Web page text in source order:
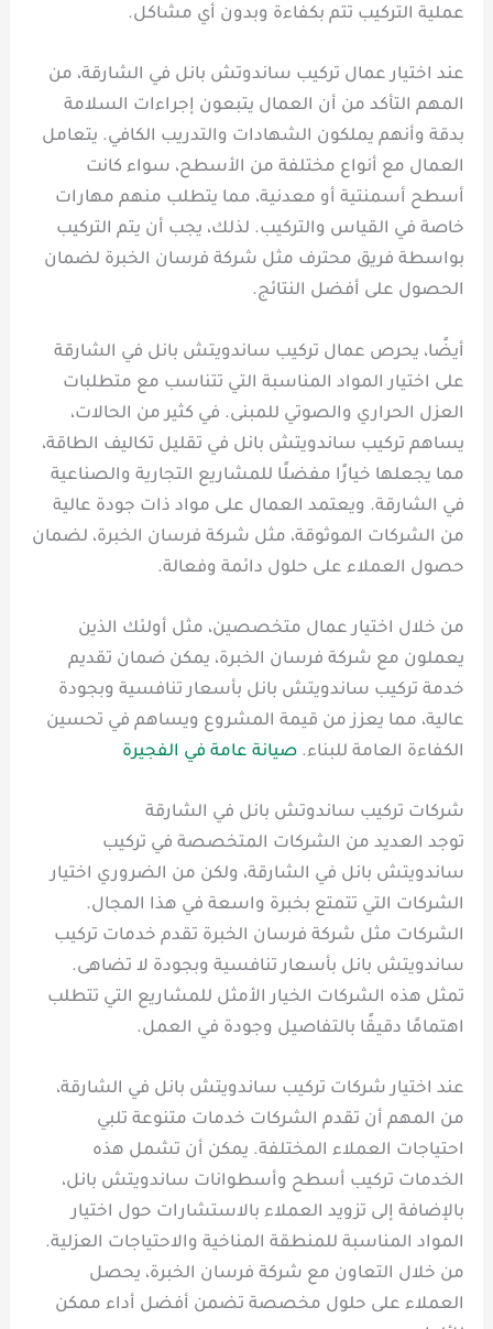
عملية التركيب تتم بكفاءة وبدون أي مشاكل.
عند اختيار عمال تركيب ساندوتش بانل في الشارقة، من
المهم التأكد من أن العمال يتبعون إجراءات السلامة
بدقة وأنهم يملكون الشهادات والتدريب الكافي. يتعامل
العمال مع أنواع مختلفة من الأسطح، سواء كانت
أسطح أسمنتية أو معدنية، مما يتطلب منهم مهارات
خاصة في القياس والتركيب. لذلك، يجب أن يتم التركيب
بواسطة فريق محترف مثل شركة فرسان الخبرة لضمان
الحصول على أفضل النتائج.
أيضًا، يحرص عمال تركيب ساندويتش بانل في الشارقة
على اختيار المواد المناسبة التي تتناسب مع متطلبات
العزل الحراري والصوتي للمبنى. في كثير من الحالات،
يساهم تركيب ساندويتش بانل في تقليل تكاليف الطاقة،
مما يجعلها خيارًا مفضلًا للمشاريع التجارية والصناعية
في الشارقة. ويعتمد العمال على مواد ذات جودة عالية
من الشركات الموثوقة، مثل شركة فرسان الخبرة، لضمان
حصول العملاء على حلول دائمة وفعالة.
من خلال اختيار عمال متخصصين، مثل أولئك الذين
يعملون مع شركة فرسان الخبرة، يمكن ضمان تقديم
خدمة تركيب ساندويتش بانل بأسعار تنافسية وبجودة
عالية، مما يعزز من قيمة المشروع ويساهم في تحسين
الكفاءة العامة للبناء.صيانة عامة في الفجيرة
شركات تركيب ساندوتش بانل في الشارقة
توجد العديد من الشركات المتخصصة في تركيب
ساندويتش بانل في الشارقة، ولكن من الضروري اختيار
الشركات التي تتمتع بخبرة واسعة في هذا المجال.
الشركات مثل شركة فرسان الخبرة تقدم خدمات تركيب
ساندويتش بانل بأسعار تنافسية وبجودة لا تضاهى.
تمثل هذه الشركات الخيار الأمثل للمشاريع التي تتطلب
اهتمامًا دقيقًا بالتفاصيل وجودة في العمل.
عند اختيار شركات تركيب ساندويتش بانل في الشارقة،
من المهم أن تقدم الشركات خدمات متنوعة تلبي
احتياجات العملاء المختلفة. يمكن أن تشمل هذه
الخدمات تركيب أسطح وأسطوانات ساندويتش بانل،
بالإضافة إلى تزويد العملاء بالاستشارات حول اختيار
المواد المناسبة للمنطقة المناخية والاحتياجات العزلية.
من خلال التعاون مع شركة فرسان الخبرة، يحصل
العملاء على حلول مخصصة تضمن أفضل أداء ممكن